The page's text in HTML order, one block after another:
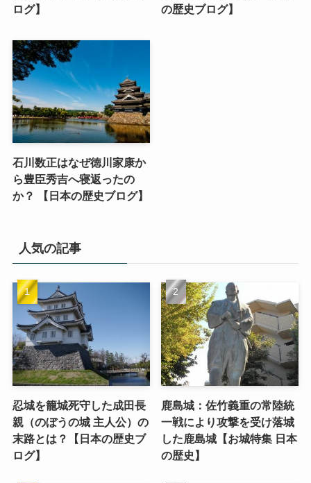
ログ】
の歴史ブログ】
石川数正はなぜ徳川家康か
ら豊臣秀吉へ寝返ったの
か？ 【日本の歴史ブログ】
人気の記事
忍城を籠城死守した成田長
親（のぼうの城 主人公）の
末路とは？【日本の歴史ブ
ログ】
鹿島城：佐竹義重の常陸統
一戦により攻撃を受け落城
した鹿島城【お城特集 日本
の歴史】